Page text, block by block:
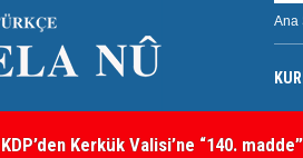
Ana
KDP’den Kerkük Valisi’ne “140.
Kerkük’te Kürt partilerden 7 maddelik